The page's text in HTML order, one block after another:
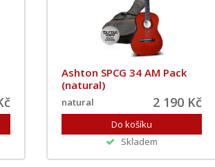
Ashton SPCG 34 AM Pack
(natural)
natural 2 190 Kč
Skladem